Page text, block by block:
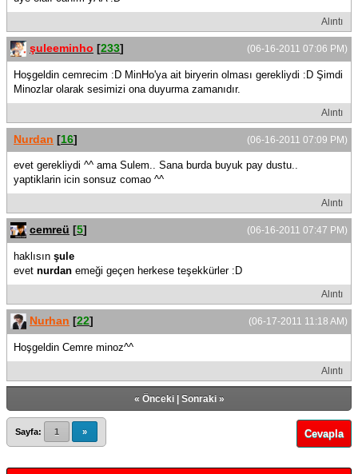
Alıntı
(06-16-2011 07:06 PM)
şuleeminho [233]
Hoşgeldin cemrecim :D MinHo'ya ait biryerin olması gerekliydi :D Şimdi
Minozlar olarak sesimizi ona duyurma zamanıdır.
Alıntı
(06-16-2011 07:09 PM)
Nurdan [16]
evet gerekliydi ^^ ama Sulem.. Sana burda buyuk pay dustu..
yaptiklarin icin sonsuz comao ^^
Alıntı
(06-16-2011 07:47 PM)
cemreü [5]
haklısın şule
evet nurdan emeği geçen herkese teşekkürler :D
Alıntı
(06-17-2011 11:18 AM)
Nurhan [22]
Hoşgeldin Cemre minoz^^
Alıntı
« Önceki| Sonraki»
Sayfa: 1 » Cevapla